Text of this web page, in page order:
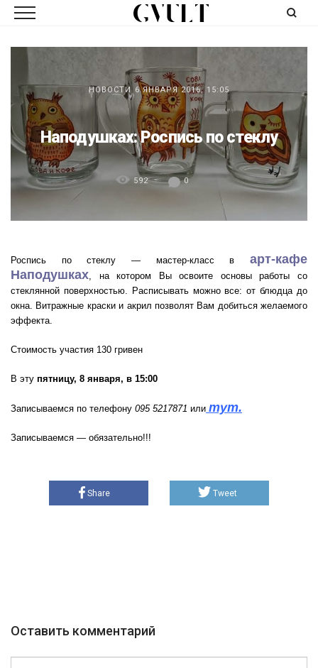
НОВОСТИ 6 ЯНВАРЯ 2016, 15:05
Наподушках: Роспись по стеклу
592 0
Роспись по стеклу — мастер-класс в арт-кафе
Наподушках, на котором Вы освоите основы работы со
стеклянной поверхностью. Расписывать можно все: от блюдца до
окна. Витражные краски и акрил позволят Вам добиться желаемого
эффекта.
Стоимость участия 130 гривен
В эту пятницу, 8 января, в 15:00
Записываемся по телефону 095 5217871 или тут.
Записываемся — обязательно!!!
Share Tweet
Оставить комментарий